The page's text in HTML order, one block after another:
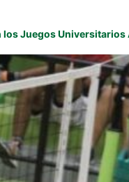
Juegos Universitarios